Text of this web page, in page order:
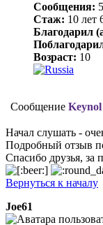
Сообщения:
Стаж: 10 лет
Благодарил
Возраст: 10
Сообщение Keynol
Начал слушать -
Подробный отзыв
Спасибо друзья, за
Вернуться к началу
Joe61